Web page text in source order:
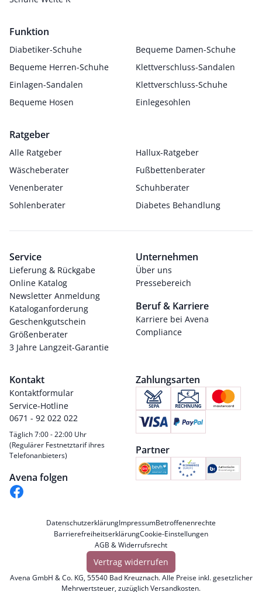
Funktion
Diabetiker-Schuhe
Bequeme Damen-Schuhe
Bequeme Herren-Schuhe
Klettverschluss-Sandalen
Einlagen-Sandalen
Klettverschluss-Schuhe
Bequeme Hosen
Einlegesohlen
Ratgeber
Alle Ratgeber
Hallux-Ratgeber
Wäscheberater
Fußbettenberater
Venenberater
Schuhberater
Sohlenberater
Diabetes Behandlung
Service
Lieferung & Rückgabe
Online Katalog
Newsletter Anmeldung
Kataloganforderung
Geschenkgutschein
Größenberater
3 Jahre Langzeit-Garantie
Unternehmen
Über uns
Pressebereich
Beruf & Karriere
Karriere bei Avena
Compliance
Kontakt
Kontaktformular
Service-Hotline
0671 - 92 022 022
Täglich 7:00 - 22:00 Uhr
(Regulärer Festnetztarif ihres
Telefonanbieters)
Avena folgen
Zahlungsarten
Partner
DatenschutzerklärungImpressumBetroffenenrechte
BarrierefreiheitserklärungCookie-Einstellungen
AGB & Widerrufsrecht
Vertrag widerrufen
Avena GmbH & Co. KG, 55540 Bad Kreuznach. Alle Preise inkl. gesetzlicher
Mehrwertsteuer, zuzüglichVersandkosten.